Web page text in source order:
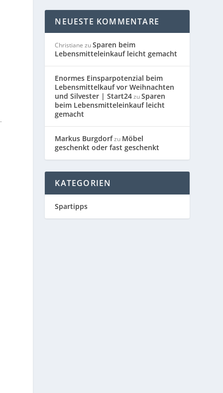
NEUESTE KOMMENTARE
Christiane zuSparen beim
Lebensmitteleinkauf leicht gemacht
Enormes Einsparpotenzial beim
Lebensmittelkauf vor Weihnachten
und Silvester | Start24zuSparen
beim Lebensmitteleinkauf leicht
gemacht
Markus Burgdorfzu Möbel
geschenkt oder fast geschenkt
KATEGORIEN
Spartipps